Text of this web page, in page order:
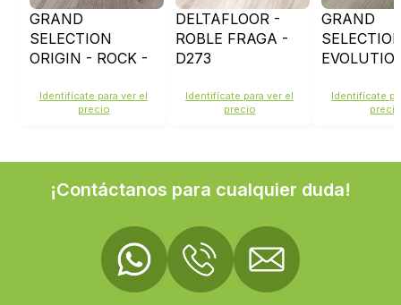
GRAND
SELECTION
ORIGIN - ROCK -
Identifícate para ver el
precio
DELTAFLOOR -
ROBLE FRAGA -
D273
Identifícate para ver el
precio
GRAND
D4511
Identifícate
precio
¡Contáctanos para cualquier duda!